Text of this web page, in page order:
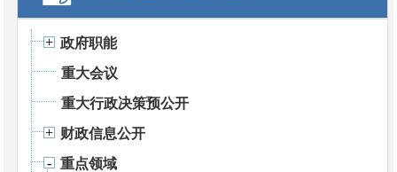
政府职能
重大会议
重大行政决策预公开
财政信息公开
重点领域